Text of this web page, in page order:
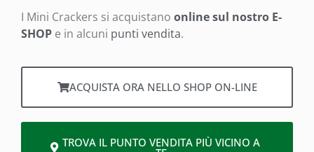
I Mini Crackers si acquistano online sul nostro E-
SHOP e in alcuni punti vendita.
ACQUISTA ORA NELLO SHOP ON-LINE
TROVA IL PUNTO VENDITA PIÙ VICINO A